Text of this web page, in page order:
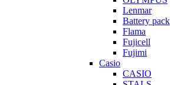
Lenmar
Battery pack
Flama
Fujicell
Fujimi
Casio
CASIO